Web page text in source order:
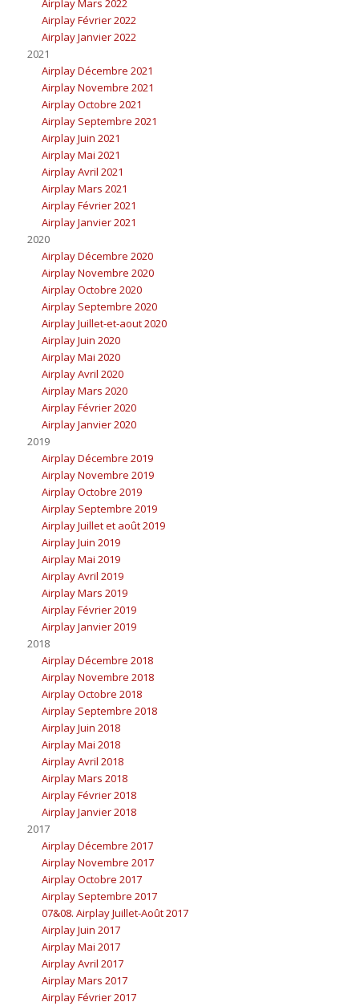
Airplay Mars 2022
Airplay Février 2022
Airplay Janvier 2022
2021
Airplay Décembre 2021
Airplay Novembre 2021
Airplay Octobre 2021
Airplay Septembre 2021
Airplay Juin 2021
Airplay Mai 2021
Airplay Avril 2021
Airplay Mars 2021
Airplay Février 2021
Airplay Janvier 2021
2020
Airplay Décembre 2020
Airplay Novembre 2020
Airplay Octobre 2020
Airplay Septembre 2020
Airplay Juillet-et-aout 2020
Airplay Juin 2020
Airplay Mai 2020
Airplay Avril 2020
Airplay Mars 2020
Airplay Février 2020
Airplay Janvier 2020
2019
Airplay Décembre 2019
Airplay Novembre 2019
Airplay Octobre 2019
Airplay Septembre 2019
Airplay Juillet et août 2019
Airplay Juin 2019
Airplay Mai 2019
Airplay Avril 2019
Airplay Mars 2019
Airplay Février 2019
Airplay Janvier 2019
2018
Airplay Décembre 2018
Airplay Novembre 2018
Airplay Octobre 2018
Airplay Septembre 2018
Airplay Juin 2018
Airplay Mai 2018
Airplay Avril 2018
Airplay Mars 2018
Airplay Février 2018
Airplay Janvier 2018
2017
Airplay Décembre 2017
Airplay Novembre 2017
Airplay Octobre 2017
Airplay Septembre 2017
07&08. Airplay Juillet-Août 2017
Airplay Juin 2017
Airplay Mai 2017
Airplay Avril 2017
Airplay Mars 2017
Airplay Février 2017